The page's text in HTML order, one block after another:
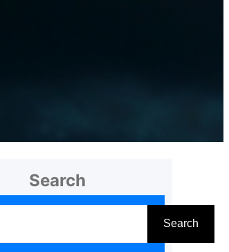
Search
Search